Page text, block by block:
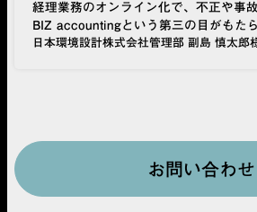
経理業務のオンライン化で、不正や事
BIZ accountingという第三の目がもた
日本環境設計株式会社管理部 副島 慎太郎
お問い合わせ